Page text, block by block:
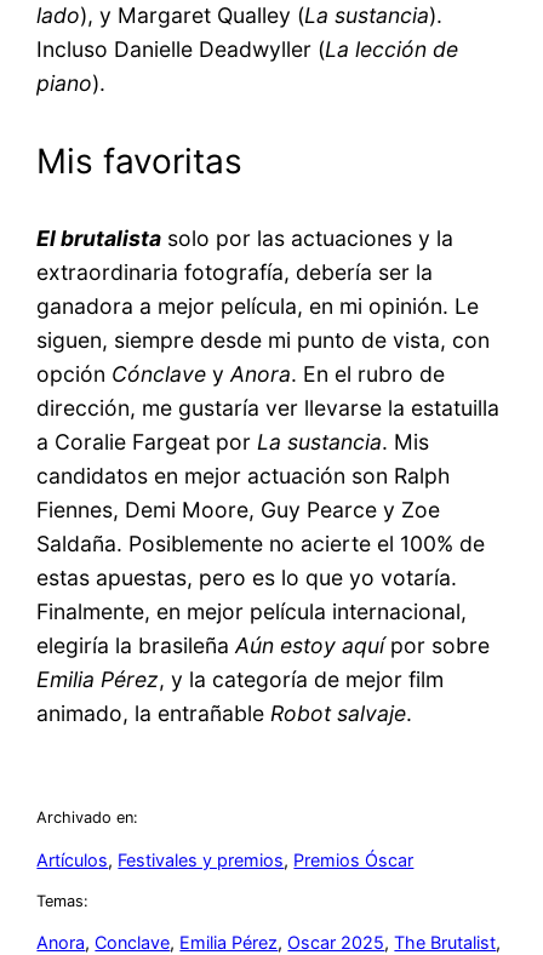
lado), y Margaret Qualley (La sustancia).
Incluso Danielle Deadwyller (La lección de
piano).
Mis favoritas
El brutalista solo por las actuaciones y la
extraordinaria fotografía, debería ser la
ganadora a mejor película, en mi opinión. Le
siguen, siempre desde mi punto de vista, con
opción Cónclave yAnora. En el rubro de
dirección, me gustaría ver llevarse la estatuilla
a Coralie Fargeat por La sustancia. Mis
candidatos en mejor actuación son Ralph
Fiennes, Demi Moore, Guy Pearce y Zoe
Saldaña. Posiblemente no acierte el 100% de
estas apuestas, pero es lo que yo votaría.
Finalmente, en mejor película internacional,
elegiría la brasileñaAún estoy aquípor sobre
Emilia Pérez, y la categoría de mejor film
animado, la entrañable Robot salvaje.
Archivado en:
Artículos, Festivales y premios, Premios Óscar
Temas:
Anora, Conclave, Emilia Pérez, Oscar 2025, The Brutalist